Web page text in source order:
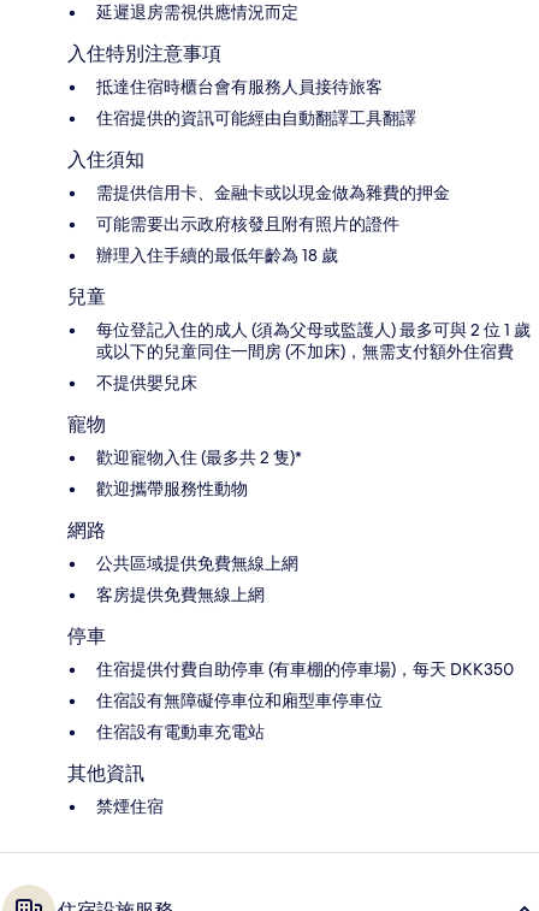
延遲退房需視供應情況而定
入住特別注意事項
抵達住宿時櫃台會有服務人員接待旅客
住宿提供的資訊可能經由自動翻譯工具翻譯
入住須知
需提供信用卡、金融卡或以現金做為雜費的押金
可能需要出示政府核發且附有照片的證件
辦理入住手續的最低年齡為 18 歲
兒童
每位登記入住的成人 (須為父母或監護人) 最多可與 2 位 1 歲
或以下的兒童同住一間房 (不加床)，無需支付額外住宿費
不提供嬰兒床
寵物
歡迎寵物入住 (最多共 2 隻)*
歡迎攜帶服務性動物
網路
公共區域提供免費無線上網
客房提供免費無線上網
停車
住宿提供付費自助停車 (有車棚的停車場)，每天 DKK350
住宿設有無障礙停車位和廂型車停車位
住宿設有電動車充電站
其他資訊
禁煙住宿